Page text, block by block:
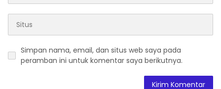
Simpan nama, email, dan situs web saya pada
peramban ini untuk komentar saya berikutnya.